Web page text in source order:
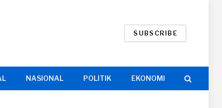
SUBSCRIBE
NASIONAL POLITIK EKONOMI